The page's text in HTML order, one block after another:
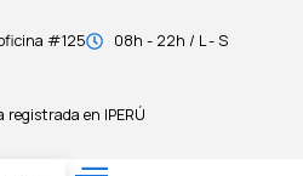
#125 08h - 22h / L - S
registrada en IPERÚ